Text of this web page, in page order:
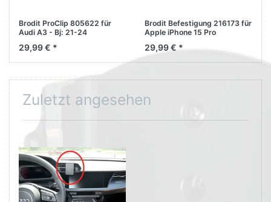
Brodit ProClip 805622 für
Audi A3 - Bj: 21-24
29,99 € *
Brodit Befestigung 216173 für
Apple iPhone 15 Pro
29,99 € *
Zuletzt angesehen